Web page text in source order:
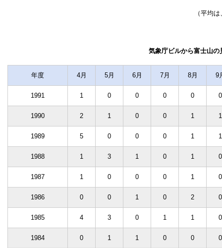
（平均
気象庁ビルから富士山の
年度 4月 5月 6月 7月 8月 9
1991 1 0 0 0 0 0
1990 2 1 0 0 1 1
1989 5 0 0 0 1 1
1988 1 3 1 0 1 0
1987 1 0 0 0 1 0
1986 0 0 1 0 2 0
1985 4 3 0 1 1 0
1984 0 1 1 0 0 0